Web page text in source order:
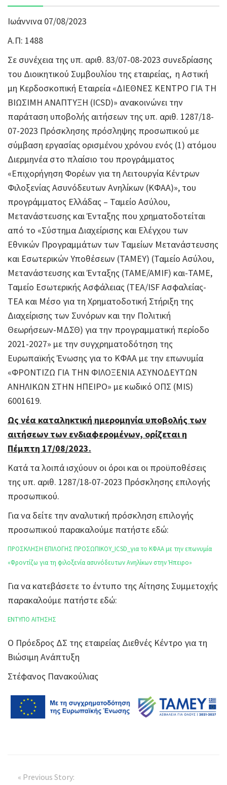
Ιωάννινα 07/08/2023
Α.Π: 1488
Σε συνέχεια της υπ. αριθ. 83/07-08-2023 συνεδρίασης
του Διοικητικού Συμβουλίου της εταιρείας, η Αστική
μη Κερδοσκοπική Εταιρεία «ΔΙΕΘΝΕΣ ΚΕΝΤΡΟ ΓΙΑ ΤΗ
ΒΙΩΣΙΜΗ ΑΝΑΠΤΥΞΗ (ICSD)» ανακοινώνει την
παράταση υποβολής αιτήσεων της υπ. αριθ. 1287/18-
07-2023 Πρόσκλησης πρόσληψης προσωπικού με
σύμβαση εργασίας ορισμένου χρόνου ενός (1) ατόμου
Διερμηνέα στο πλαίσιο του προγράμματος
«Επιχορήγηση Φορέων για τη Λειτουργία Κέντρων
Φιλοξενίας Ασυνόδευτων Ανηλίκων (ΚΦΑΑ)», του
προγράμματος Ελλάδας – Ταμείο Ασύλου,
Μετανάστευσης και Ένταξης που χρηματοδοτείται
από το «Σύστημα Διαχείρισης και Ελέγχου των
Εθνικών Προγραμμάτων των Ταμείων Μετανάστευσης
και Εσωτερικών Υποθέσεων (ΤΑΜΕΥ) (Ταμείο Ασύλου,
Μετανάστευσης και Ένταξης (TAME/AMIF) και-ΤΑΜΕ,
Ταμείο Εσωτερικής Ασφάλειας (TEA/ISF Ασφαλείας-
ΤΕΑ και Μέσο για τη Χρηματοδοτική Στήριξη της
Διαχείρισης των Συνόρων και την Πολιτική
Θεωρήσεων-ΜΔΣΘ) για την προγραμματική περίοδο
2021-2027» με την συγχρηματοδότηση της
Ευρωπαϊκής Ένωσης για το ΚΦΑΑ με την επωνυμία
«ΦΡΟΝΤΙΖΩ ΓΙΑ ΤΗΝ ΦΙΛΟΞΕΝΙΑ ΑΣΥΝΟΔΕΥΤΩΝ
ΑΝΗΛΙΚΩΝ ΣΤΗΝ ΗΠΕΙΡΟ» με κωδικό ΟΠΣ (MIS)
6001619.
Ως νέα καταληκτική ημερομηνία υποβολής των
αιτήσεων των ενδιαφερομένων, ορίζεται η
Πέμπτη 17/08/2023.
Κατά τα λοιπά ισχύουν οι όροι και οι προϋποθέσεις
της υπ. αριθ. 1287/18-07-2023 Πρόσκλησης επιλογής
προσωπικού.
Για να δείτε την αναλυτική πρόσκληση επιλογής
προσωπικού παρακαλούμε πατήστε εδώ:
ΠΡΟΣΚΛΗΣΗ ΕΠΙΛΟΓΗΣ ΠΡΟΣΩΠΙΚΟΥ_ICSD_για το ΚΦΑΑ με την επωνυμία
«Φροντίζω για τη φιλοξενία ασυνόδευτων Ανηλίκων στην Ήπειρο»
Για να κατεβάσετε το έντυπο της Αίτησης Συμμετοχής
παρακαλούμε πατήστε εδώ:
ΕΝΤΥΠΟ ΑΙΤΗΣΗΣ
Ο Πρόεδρος ΔΣ της εταιρείας Διεθνές Κέντρο για τη
Βιώσιμη Ανάπτυξη
Στέφανος Πανακούλιας
« Previous Story: